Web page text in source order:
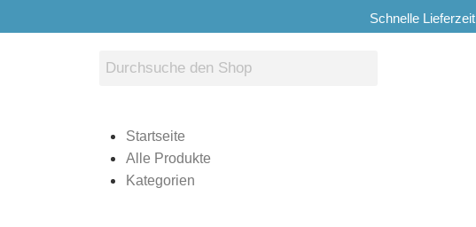
Schnelle
Startseite
Alle Produkte
Kategorien